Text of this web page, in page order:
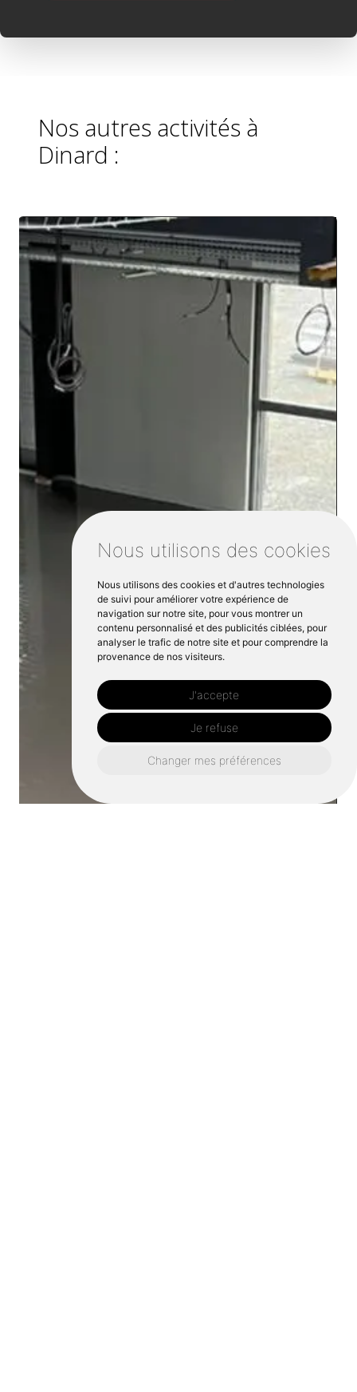
Nous utilisons des cookies
Nous utilisons des cookies et d'autres technologies
de suivi pour améliorer votre expérience de
navigation sur notre site, pour vous montrer un
contenu personnalisé et des publicités ciblées, pour
analyser le trafic de notre site et pour comprendre la
provenance de nos visiteurs.
J'accepte
Je refuse
Changer mes préférences
Nos autres activités à
Dinard :